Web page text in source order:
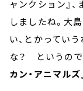
ャンクション』、
しましたね。大
い、とかってい
な？ というので
カン・アニマルズ